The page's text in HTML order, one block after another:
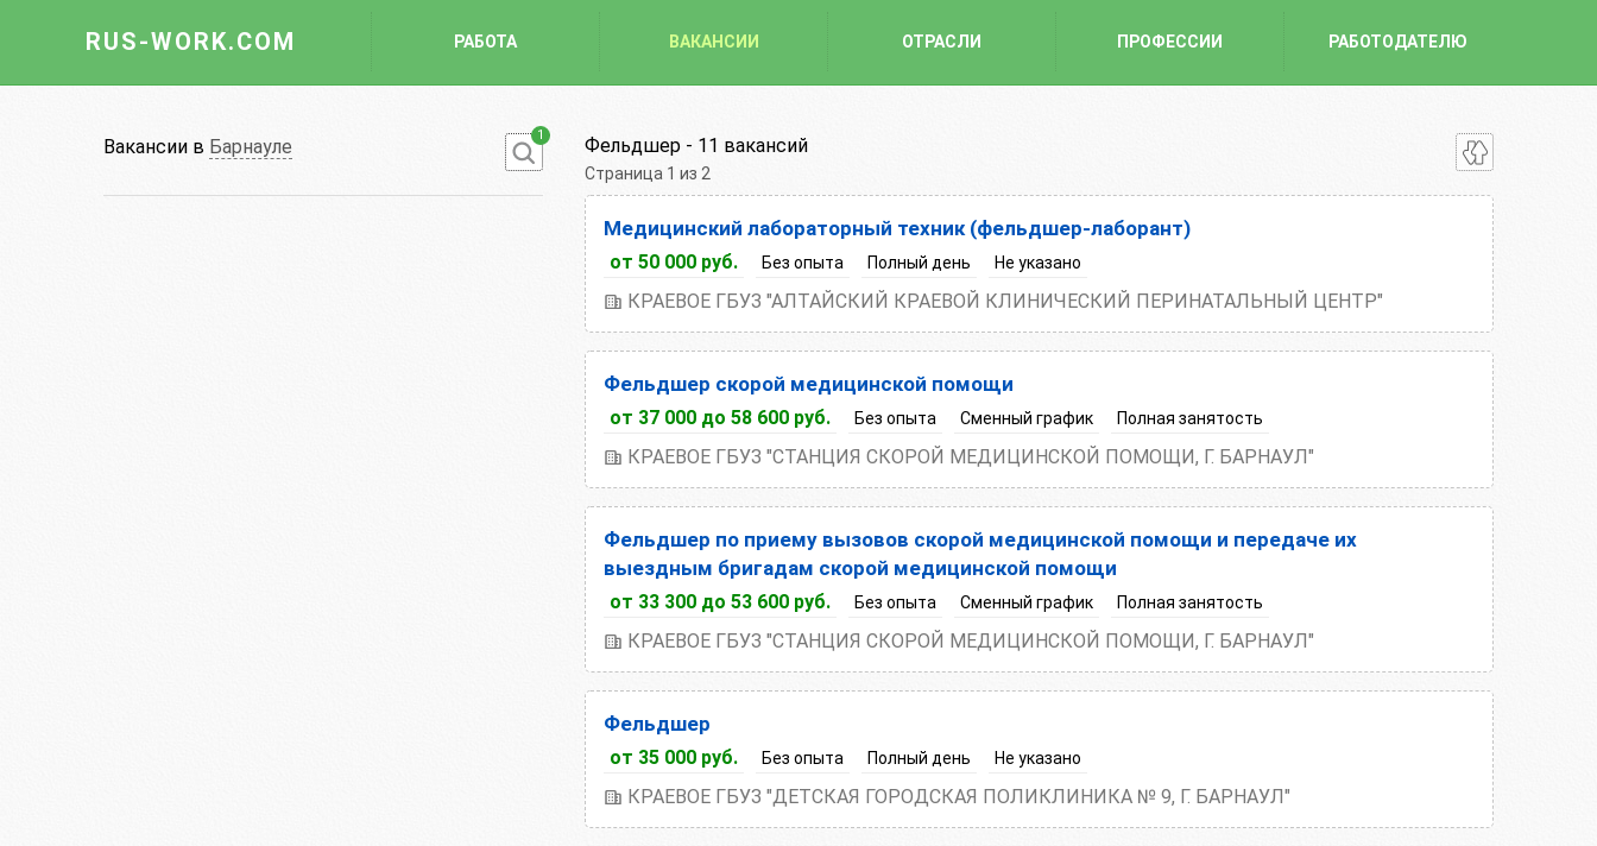
RUS-WORK.COM РАБОТА ВАКАНСИИ ОТРАСЛИ ПРОФЕССИИ РАБОТОДАТЕЛЮ
Вакансии в Барнауле
1 Фельдшер - 11 вакансий
Страница 1 из 2
Сортировка вакансий:
По умолчанию
Зарплата по возрастанию
Зарплата по убыванию
Медицинский лабораторный техник (фельдшер-лаборант)
от 50 000 руб. Без опыта Полный день Не указано
КРАЕВОЕ ГБУЗ "АЛТАЙСКИЙ КРАЕВОЙ КЛИНИЧЕСКИЙ ПЕРИНАТАЛЬНЫЙ ЦЕНТР"
Фельдшер скорой медицинской помощи
от 37 000 до 58 600 руб. Без опыта Сменный график Полная занятость
КРАЕВОЕ ГБУЗ "СТАНЦИЯ СКОРОЙ МЕДИЦИНСКОЙ ПОМОЩИ, Г. БАРНАУЛ"
Фельдшер по приему вызовов скорой медицинской помощи и передаче их
выездным бригадам скорой медицинской помощи
от 33 300 до 53 600 руб. Без опыта Сменный график Полная занятость
КРАЕВОЕ ГБУЗ "СТАНЦИЯ СКОРОЙ МЕДИЦИНСКОЙ ПОМОЩИ, Г. БАРНАУЛ"
Фельдшер
от 35 000 руб. Без опыта Полный день Не указано
КРАЕВОЕ ГБУЗ "ДЕТСКАЯ ГОРОДСКАЯ ПОЛИКЛИНИКА № 9, Г. БАРНАУЛ"